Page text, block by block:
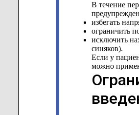
В течение
избегать
ограничить
исключить
синяков).
Если у
можно